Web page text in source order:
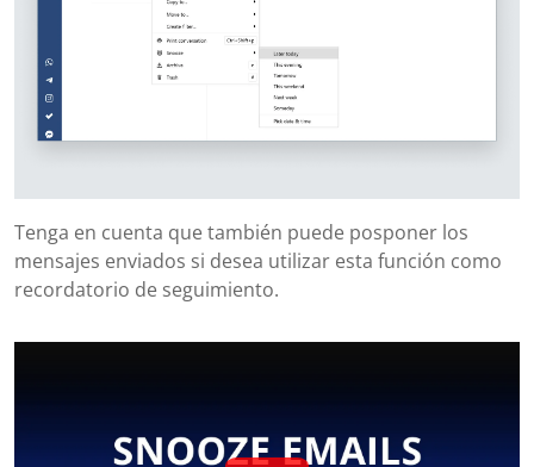
Tenga en cuenta que también puede posponer los
mensajes enviados si desea utilizar esta función como
recordatorio de seguimiento.